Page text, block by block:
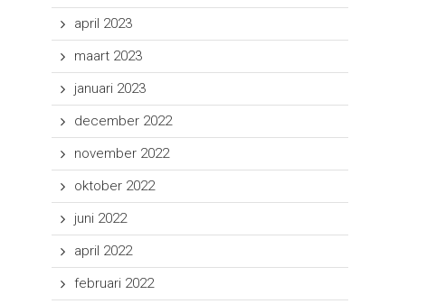
april 2023
maart 2023
januari 2023
december 2022
november 2022
oktober 2022
juni 2022
april 2022
februari 2022